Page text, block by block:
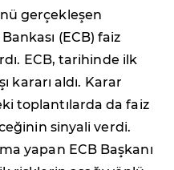
gerçekleşen
(ECB) faiz
ECB, tarihinde ilk
kararı aldı. Karar
toplantılarda da faiz
sinyali verdi.
yapan ECB Başkanı